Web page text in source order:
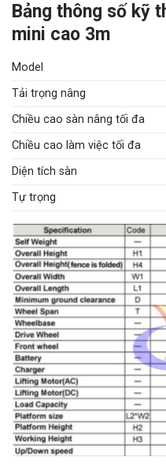
Bảng thông số kỹ
mini cao 3m
Model
Tải trọng nâng
Chiều cao sàn nâng tối đa
Chiều cao làm việc tối đa
Diện tích sàn
Tự trọng